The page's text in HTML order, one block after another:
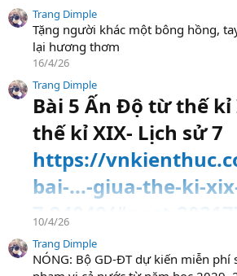
Trang Dimple
Tặng người khác một bông hồng,
lại hương thơm
16/4/26
Trang Dimple
Bài 5 Ấn Độ từ thế
thế kỉ XIX- Lịch sử 7
https://
bai-...-giua-the-ki-
7.94040/#post-202177
10/4/26
Trang Dimple
NÓNG: Bộ GD-ĐT dự kiến miễn phí